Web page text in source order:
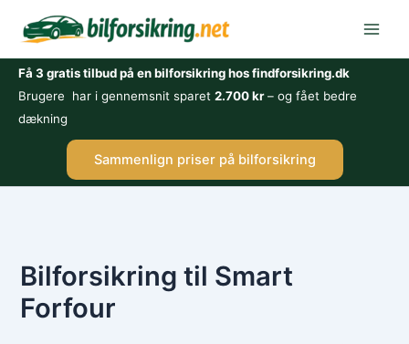
Få 3 gratis tilbud på en bilforsikring hos findforsikring.dk
Brugere har i gennemsnit sparet 2.700 kr– og fået bedre
dækning
Sammenlign priser på bilforsikring
Bilforsikring til Smart
Forfour